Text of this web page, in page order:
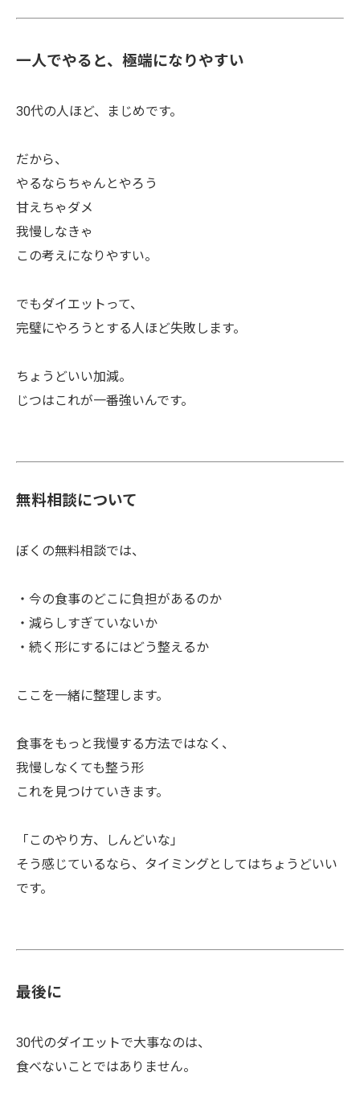
一人でやると、極端になりやすい
30代の人ほど、まじめです。
だから、
やるならちゃんとやろう
甘えちゃダメ
我慢しなきゃ
この考えになりやすい。
でもダイエットって、
完璧にやろうとする人ほど失敗します。
ちょうどいい加減。
じつはこれが一番強いんです。
無料相談について
ぼくの無料相談では、
・今の食事のどこに負担があるのか
・減らしすぎていないか
・続く形にするにはどう整えるか
ここを一緒に整理します。
食事をもっと我慢する方法ではなく、
我慢しなくても整う形
これを見つけていきます。
「このやり方、しんどいな」
そう感じているなら、タイミングとしてはちょうどいい
です。
最後に
30代のダイエットで大事なのは、
食べないことではありません。